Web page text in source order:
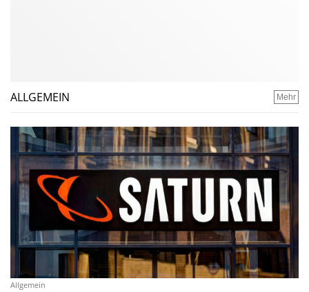
ALLGEMEIN Mehr
Allgemein